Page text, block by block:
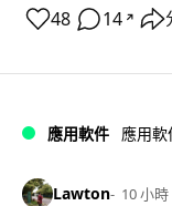
48 14 ↗
應用軟件 應用軟
Lawton 10 小時